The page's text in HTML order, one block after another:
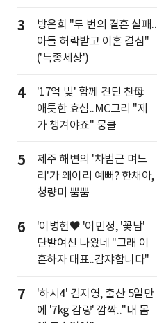
3
방은희 "두 번의 결혼 실패..
아들 허락받고 이혼 결심"
('특종세상')
4
'17억 빚' 함께 견딘 친母
애틋한 효심..MC그리 "제
가 챙겨야죠" 뭉클
5
제주 해변의 '차범근 며느
리'가 왜이리 예뻐? 한채아,
청량미 뿜뿜
6
'이병헌♥ '이민정, '꽃남'
단발여신 나왔네 "그래 이
혼하자 대표..감쟈합니다"
7
'하시4' 김지영, 출산 5일만
에 '7kg 감량' 깜짝.."내 몸